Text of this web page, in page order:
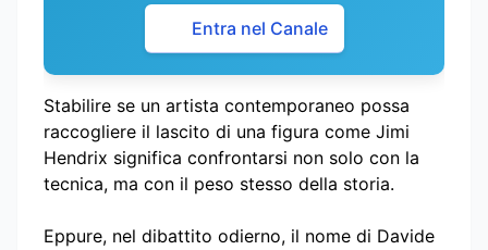
Entra nel Canale
Stabilire se un artista contemporaneo possa
raccogliere il lascito di una figura come Jimi
Hendrix significa confrontarsi non solo con la
tecnica, ma con il peso stesso della storia.
Eppure, nel dibattito odierno, il nome di Davide